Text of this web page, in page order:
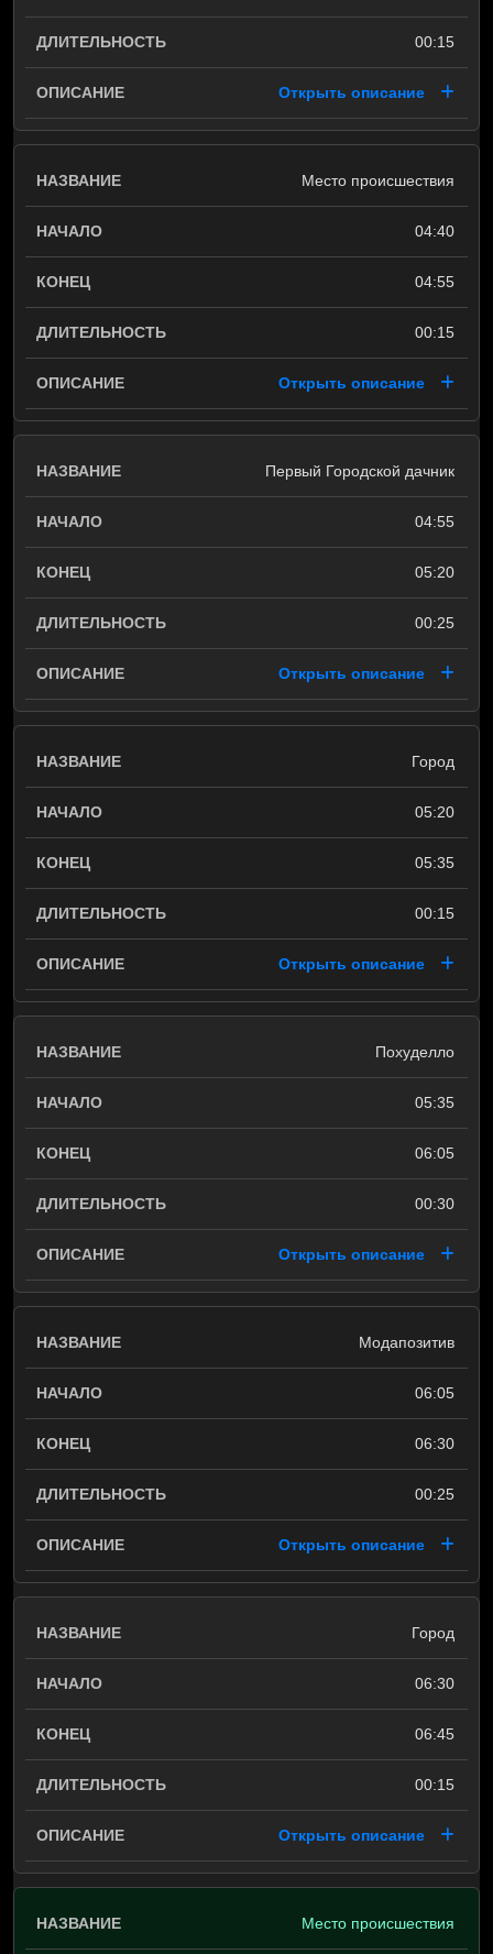
00:15
Открыть описание
Место происшествия
04:40
04:55
00:15
Открыть описание
Первый Городской дачник
04:55
05:20
00:25
Открыть описание
Город
05:20
05:35
00:15
Открыть описание
Похуделло
05:35
06:05
00:30
Открыть описание
Модапозитив
06:05
06:30
00:25
Открыть описание
Город
06:30
06:45
00:15
Открыть описание
Место происшествия